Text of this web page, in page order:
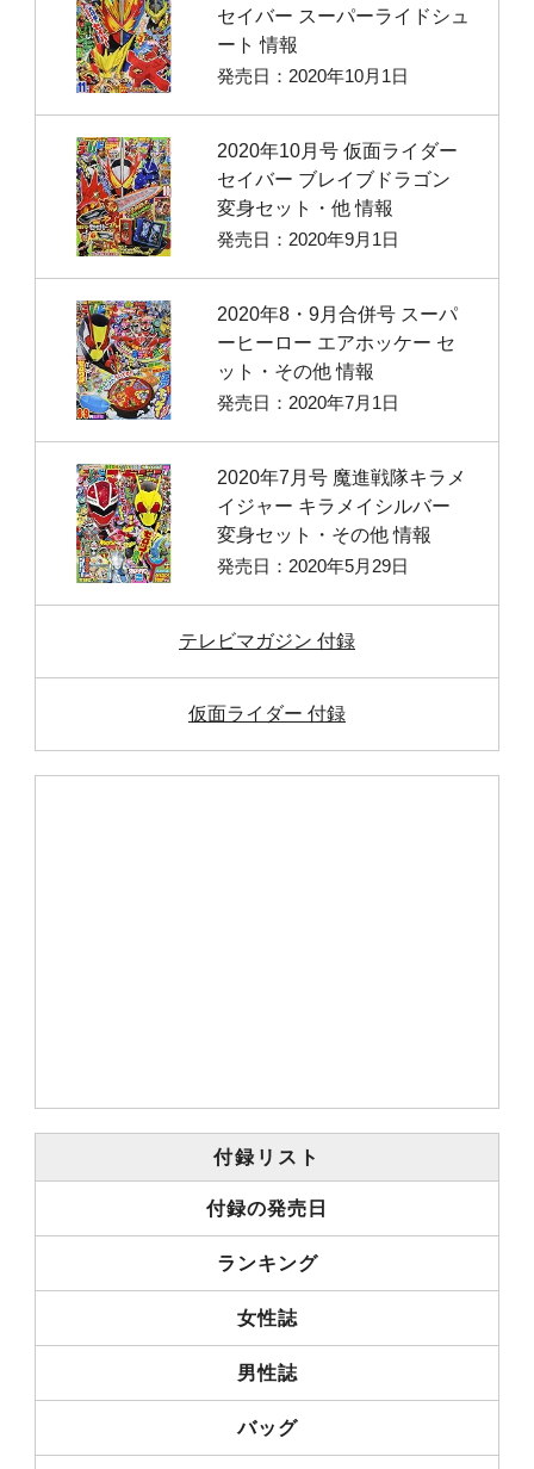
セイバー スーパーライドシュ
ート 情報
発売日：2020年10月1日
2020年10月号 仮面ライダー
セイバー ブレイブドラゴン
変身セット・他 情報
発売日：2020年9月1日
2020年8・9月合併号 スーパ
ーヒーロー エアホッケー セ
ット・その他 情報
発売日：2020年7月1日
2020年7月号 魔進戦隊キラメ
イジャー キラメイシルバー
変身セット・その他 情報
発売日：2020年5月29日
テレビマガジン 付録
仮面ライダー 付録
付録リスト
付録の発売日
ランキング
女性誌
男性誌
バッグ